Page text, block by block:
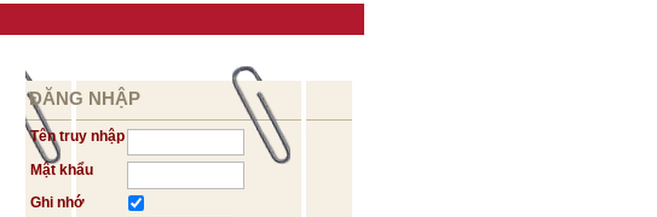
ĐĂNG NHẬP
Tên truy nhập
Mật khẩu
Ghi nhớ